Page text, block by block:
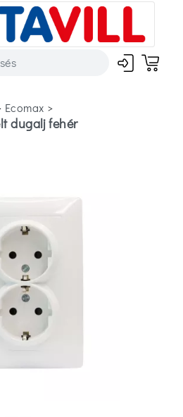
ecomax >
dugalj fehér